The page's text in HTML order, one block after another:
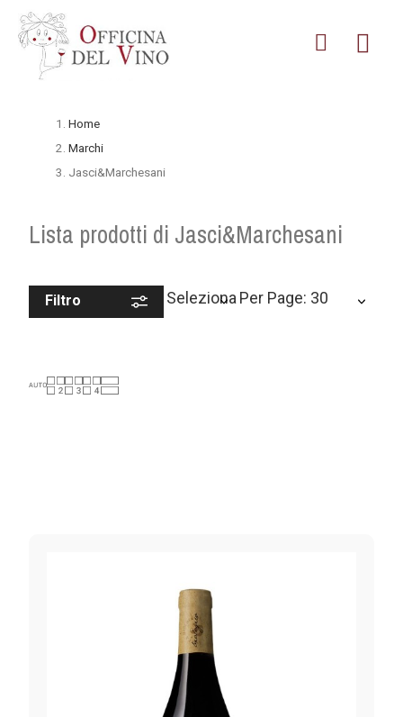
Home
Marchi
Jasci&Marchesani
Lista prodotti di Jasci&Marchesani
Filtro Seleziona Per Page: 30